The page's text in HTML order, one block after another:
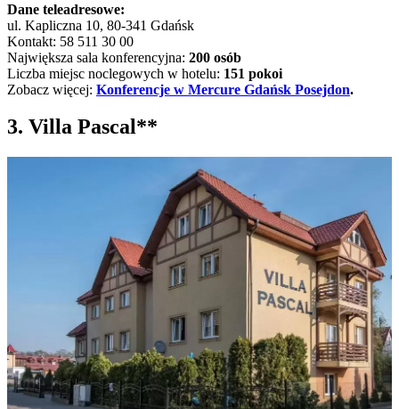
Dane teleadresowe:
ul. Kapliczna 10, 80-341 Gdańsk
Kontakt: 58 511 30 00
Największa sala konferencyjna: 200 osób
Liczba miejsc noclegowych w hotelu: 151 pokoi
Zobacz więcej: Konferencje w Mercure Gdańsk Posejdon.
3. Villa Pascal**